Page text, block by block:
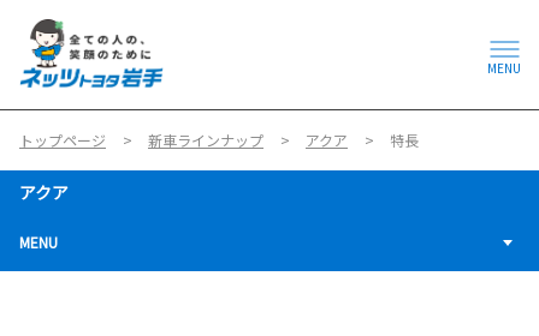
MENU
トップページ 新車ラインナップ アクア 特長
アクア
MENU